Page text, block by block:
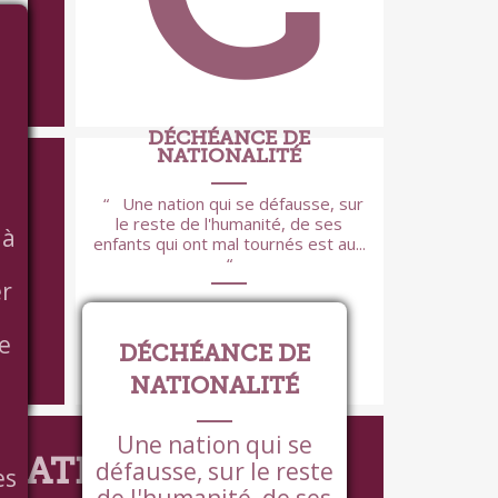
DÉCHÉANCE DE
NATIONALITÉ
Une nation qui se défausse, sur
le reste de l'humanité, de ses
enfants qui ont mal tournés est au...
DÉCHÉANCE DE
NATIONALITÉ
Une nation qui se
défausse, sur le reste
DU DÉNI